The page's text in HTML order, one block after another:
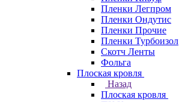
Пленки Легпром
Пленки Ондутис
Пленки Прочие
Пленки Турбоизол
Скотч Ленты
Фольга
Плоская кровля
Назад
Плоская кровля